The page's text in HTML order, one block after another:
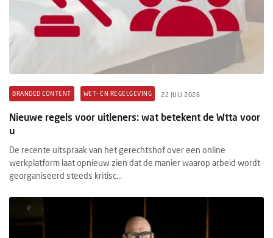
BRANDED CONTENT WET- EN REGELGEVING 22 JULI 2026
Nieuwe regels voor uitleners: wat betekent de Wtta voor
u
De recente uitspraak van het gerechtshof over een online
werkplatform laat opnieuw zien dat de manier waarop arbeid wordt
georganiseerd steeds kritisc...